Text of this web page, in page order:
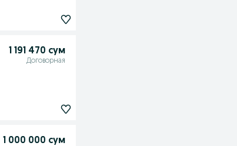
1 191 470 сум
Договорная
1 000 000 сум